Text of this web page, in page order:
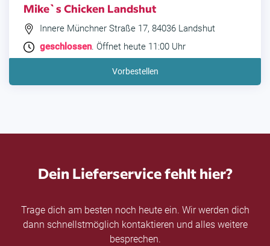
Mike`s Chicken Landshut
Innere Münchner Straße 17, 84036 Landshut
geschlossen. Öffnet heute 11:00 Uhr
Vorbestellen
Dein Lieferservice fehlt hier?
Trage dich am besten noch heute ein. Wir werden dich
dann schnellstmöglich kontaktieren und alles weitere
besprechen.